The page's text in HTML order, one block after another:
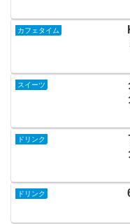
カフェタイム
スイーツ
ドリンク
ドリンク